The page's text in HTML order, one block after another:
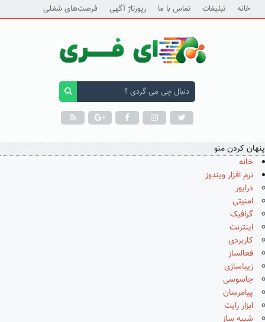
خانه تبلیغات تماس با ما رپورتاژ آگهی فرصت‌های شغلی
پنهان کردن منو
خانه
نرم افزار ویندوز
درایور
امنیتی
گرافیک
اینترنت
کاربردی
فعالساز
زیباسازی
جاسوسی
پیامرسان
ابزار رایت
شبیه ساز